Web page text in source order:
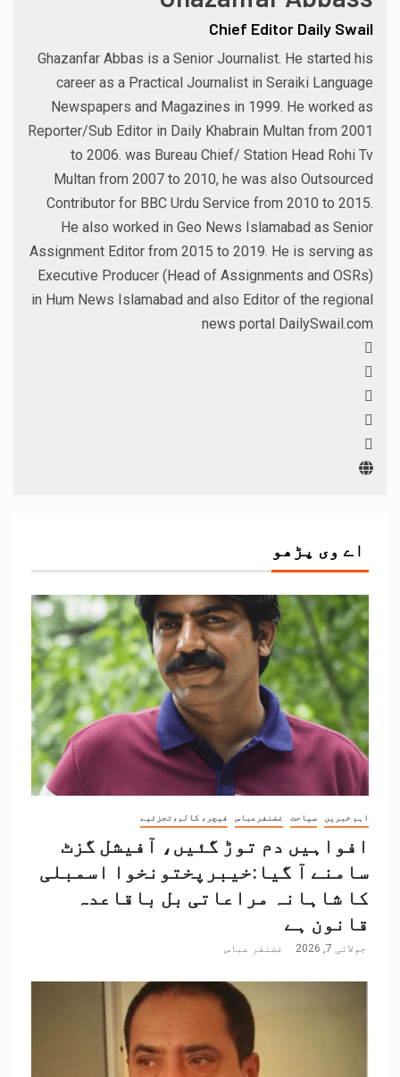
Chief Editor Daily Swail
Ghazanfar Abbas is a Senior Journalist. He started his
career as a Practical Journalist in Seraiki Language
Newspapers and Magazines in 1999. He worked as
Reporter/Sub Editor in Daily Khabrain Multan from 2001
to 2006. was Bureau Chief/ Station Head Rohi Tv
Multan from 2007 to 2010, he was also Outsourced
Contributor for BBC Urdu Service from 2010 to 2015.
He also worked in Geo News Islamabad as Senior
Assignment Editor from 2015 to 2019. He is serving as
Executive Producer (Head of Assignments and OSRs)
in Hum News Islamabad and also Editor of the regional
news portal DailySwail.com
اے وی پڑھو
اہم خبریں سیاحت غضنفرعباس فیچر، کالم،تجزئیے
افواہیں دم توڑ گئیں، آفیشل گزٹ
سامنے آ گیا:خیبرپختونخوا اسمبلی
کا شاہانہ مراعاتی بل باقاعدہ
قانون ہے
جولائی 7, 2026 غضنفر عباس